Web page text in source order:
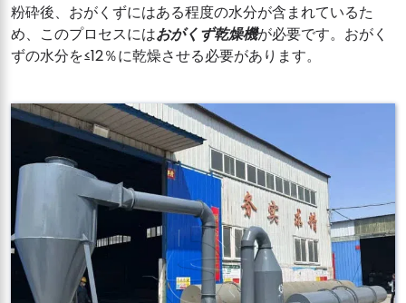
粉砕後、おがくずにはある程度の水分が含まれているた
め、このプロセスにはおがくず乾燥機が必要です。おがく
ずの水分を≤12％に乾燥させる必要があります。